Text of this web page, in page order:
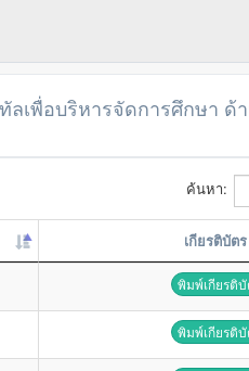
เพื่อบริหารจัดการศึกษา ด้
ค้นหา:
เกียรติบัตร
พิมพ์เกียรติ
พิมพ์เกียรติ